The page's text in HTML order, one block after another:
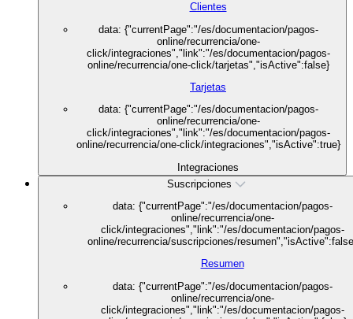
Clientes
data: {"currentPage":"/es/documentacion/pagos-
online/recurrencia/one-
click/integraciones","link":"/es/documentacion/pagos-
online/recurrencia/one-click/tarjetas","isActive":false}
Tarjetas
data: {"currentPage":"/es/documentacion/pagos-
online/recurrencia/one-
click/integraciones","link":"/es/documentacion/pagos-
online/recurrencia/one-click/integraciones","isActive":true}
Integraciones
Suscripciones
data: {"currentPage":"/es/documentacion/pagos-
online/recurrencia/one-
click/integraciones","link":"/es/documentacion/pagos-
online/recurrencia/suscripciones/
Resumen
data: {"currentPage":"/es/documentacion/pagos-
online/recurrencia/one-
click/integraciones","link":"/es/documentacion/pagos-